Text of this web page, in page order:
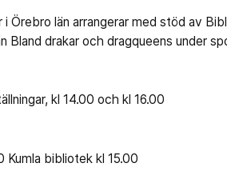
Örebro län arrangerar med stöd av
Bland drakar och dragqueens under
kl 14.00 och kl 16.00
Kumla bibliotek kl 15.00